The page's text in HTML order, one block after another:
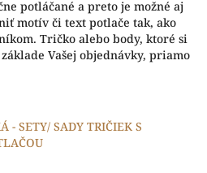
potláčané a preto je možné aj
motív či text potlače tak, ako
Tričko alebo body, ktoré si
Vašej objednávky, priamo
- SETY/ SADY TRIČIEK S